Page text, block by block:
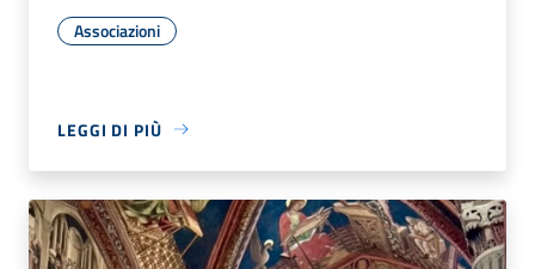
Associazioni
LEGGI DI PIÙ